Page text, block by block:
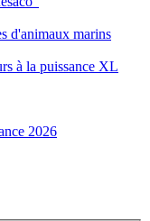
d'animaux marins
à la puissance XL
2026